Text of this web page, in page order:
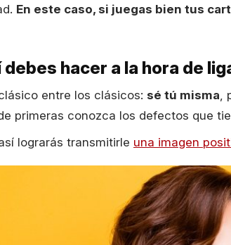
En este caso, si juegas bien tus
hacer a la hora de
entre los clásicos: sé tú misma
primeras conozca los defectos que
así lograrás transmitirle una imagen